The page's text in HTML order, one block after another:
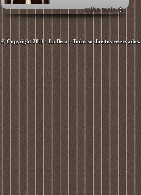
saiba mais
© Copyright 2011 - La Beca - Todos so direitos reservados.